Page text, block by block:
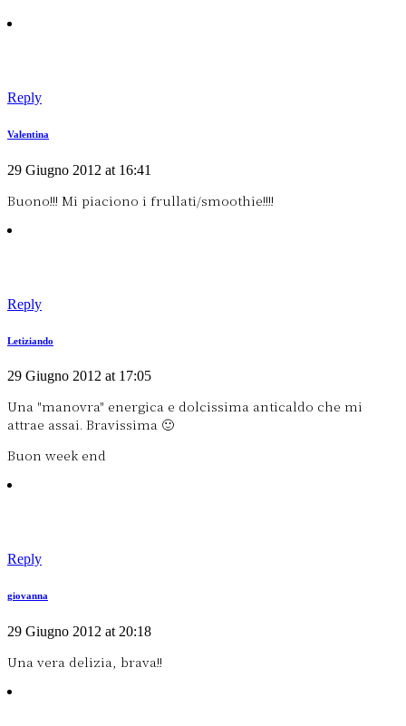
Reply
Valentina
29 Giugno 2012 at 16:41
Buono!!! Mi piaciono i frullati/smoothie!!!!
Reply
Letiziando
29 Giugno 2012 at 17:05
Una "manovra" energica e dolcissima anticaldo che mi
attrae assai. Bravissima 🙂
Buon week end
Reply
giovanna
29 Giugno 2012 at 20:18
Una vera delizia, brava!!